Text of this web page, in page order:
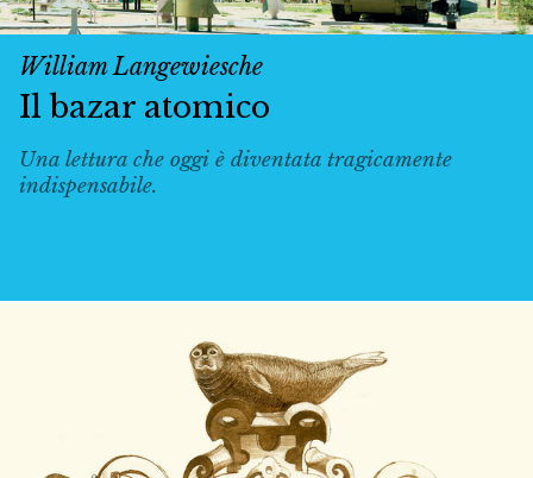
William Langewiesche
Il bazar atomico
Una lettura che oggi è diventata tragicamente
indispensabile.